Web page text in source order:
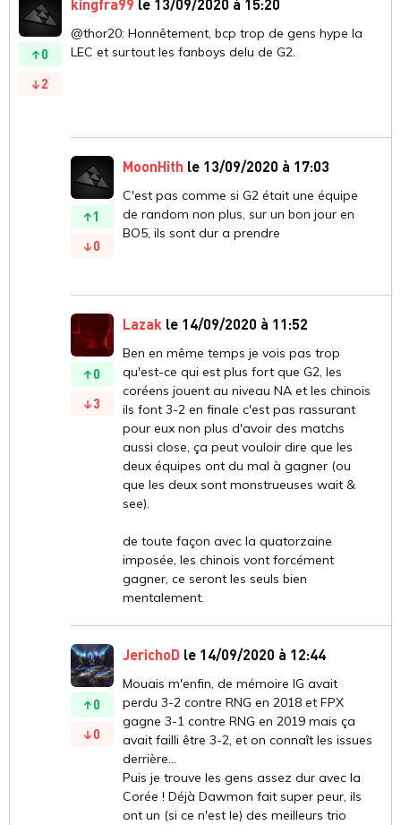
0
2
kingfra99 le 13/09/2020 à 15:20
@thor20: Honnêtement, bcp trop de gens hype la
LEC et surtout les fanboys delu de G2.
1
0
MoonHith le 13/09/2020 à 17:03
C'est pas comme si G2 était une équipe
de random non plus, sur un bon jour en
BO5, ils sont dur a prendre
0
3
Lazak le 14/09/2020 à 11:52
Ben en même temps je vois pas trop
qu'est-ce qui est plus fort que G2, les
coréens jouent au niveau NA et les chinois
ils font 3-2 en finale c'est pas rassurant
pour eux non plus d'avoir des matchs
aussi close, ça peut vouloir dire que les
deux équipes ont du mal à gagner (ou
que les deux sont monstrueuses wait &
see).
de toute façon avec la quatorzaine
imposée, les chinois vont forcément
gagner, ce seront les seuls bien
mentalement.
0
0
JerichoD le 14/09/2020 à 12:44
Mouais m'enfin, de mémoire IG avait
perdu 3-2 contre RNG en 2018 et FPX
gagne 3-1 contre RNG en 2019 mais ça
avait failli être 3-2, et on connaît les issues
derrière...
Puis je trouve les gens assez dur avec la
Corée ! Déjà Dawmon fait super peur, ils
ont un (si ce n'est le) des meilleurs trio